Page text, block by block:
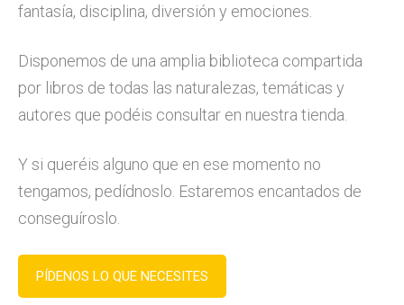
fantasía, disciplina, diversión y emociones.
Disponemos de una amplia biblioteca compartida
por libros de todas las naturalezas, temáticas y
autores que podéis consultar en nuestra tienda.
Y si queréis alguno que en ese momento no
tengamos, pedídnoslo. Estaremos encantados de
conseguíroslo.
PÍDENOS LO QUE NECESITES